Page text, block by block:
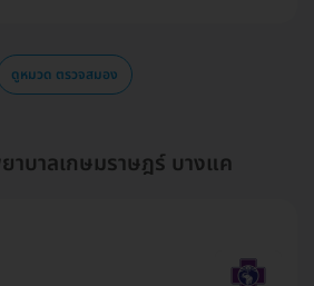
ดูหมวด ตรวจสมอง
าบาลเกษมราษฎร์ บางแค